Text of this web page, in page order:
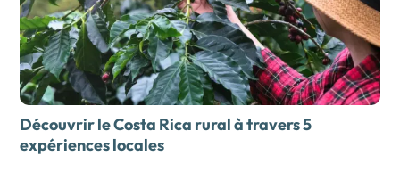
Découvrir le Costa Rica rural à travers 5
expériences locales